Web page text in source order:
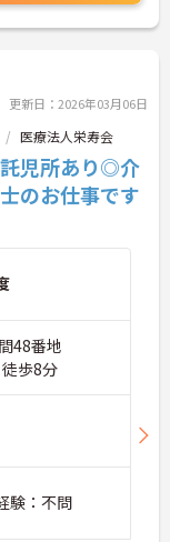
更新日：2026年03月06日
医療法人栄寿会
託児所あり◎介
のお仕事です
48番地
歩8分
験：不問